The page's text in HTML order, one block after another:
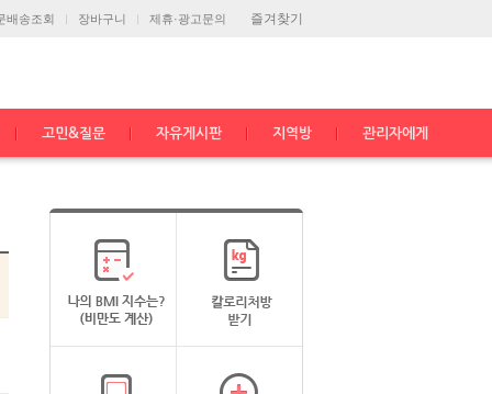
즐겨찾기
배송조회 장바구니 제휴·광고문의
고민&질문 자유게시판 지역방 관리자에게